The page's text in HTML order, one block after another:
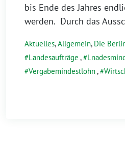
bis Ende des Jahres
werden. Durch das
Aktuelles,Allgemein, Die
Landesaufträge ,
Vergabemindestlohn,